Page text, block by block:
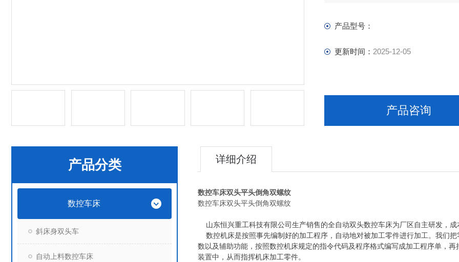
产品型号：
更新时间： 2025-12-05
产品咨询
产品分类
数控车床
斜床身双头车
自动上料数控车床
详细介绍
数控车床双头平头倒角双螺纹
数控车床双头平头倒角双螺纹
山东恒兴重工科技有限公司生产销售的全自动双头数控车床为厂区自主研发，
数控机床是按照事先编制好的加工程序，自动地对被加工零件进行加工。我们
数以及辅助功能，按照数控机床规定的指令代码及程序格式编写成加工程序单，
装置中，从而指挥机床加工零件。